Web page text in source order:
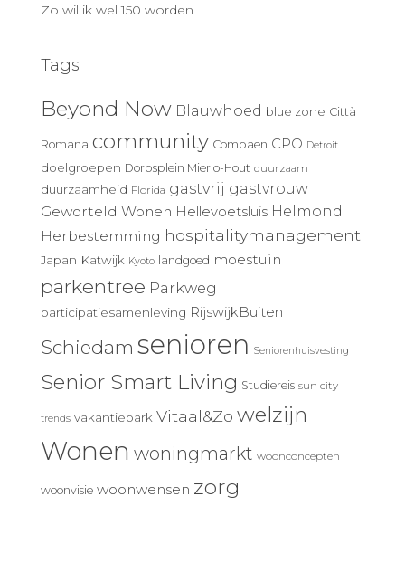
Zo wil ik wel 150 worden
Tags
Beyond Now Blauwhoed blue zone Città
Romana community Compaen CPO Detroit
doelgroepen Dorpsplein Mierlo-Hout duurzaam
duurzaamheid Florida gastvrij gastvrouw
Geworteld Wonen Hellevoetsluis Helmond
Herbestemming hospitalitymanagement
Japan Katwijk Kyoto landgoed moestuin
parkentree Parkweg
participatiesamenleving RijswijkBuiten
Schiedam senioren Seniorenhuisvesting
Senior Smart Living Studiereis sun city
trends vakantiepark Vitaal&Zo welzijn
Wonen woningmarkt woonconcepten
woonvisie woonwensen zorg